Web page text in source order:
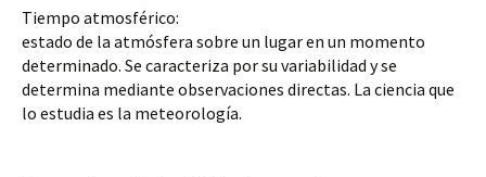
Tiempo atmosférico:
estado de la atmósfera sobre un lugar en un momento
determinado. Se caracteriza por su variabilidad y se
determina mediante observaciones directas. La ciencia que
lo estudia es la meteorología.